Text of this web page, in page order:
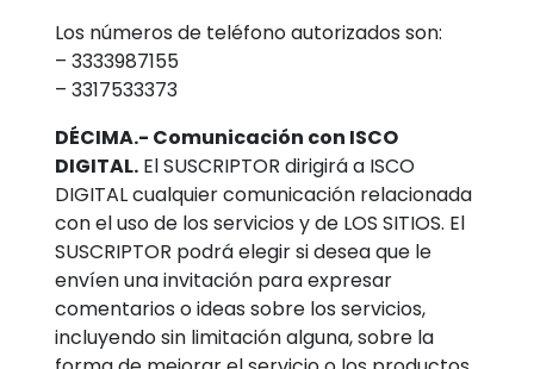
Los números de teléfono autorizados son:
– 3333987155
– 3317533373
DÉCIMA.- Comunicación con ISCO
DIGITAL. El SUSCRIPTOR dirigirá a ISCO
DIGITAL cualquier comunicación relacionada
con el uso de los servicios y de LOS SITIOS. El
SUSCRIPTOR podrá elegir si desea que le
envíen una invitación para expresar
comentarios o ideas sobre los servicios,
incluyendo sin limitación alguna, sobre la